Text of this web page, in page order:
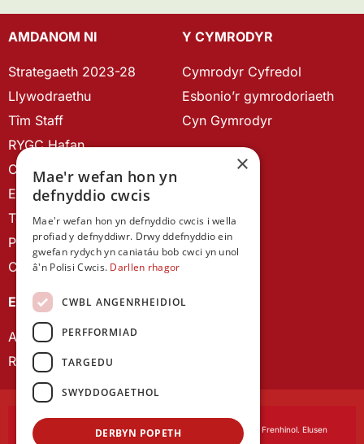
AMDANOM NI
Strategaeth 2023-28
Llywodraethu
Tîm Staff
RYGC Hafan
Canllawiau brandio
Ein Hanes
Telerau ac Amodau
Polisi Preifatrwydd
Cysylltu â ni
Y CYMRODYR
Cymrodyr Cyfredol
Esbonio’r gymrodoriaeth
Cyn Gymrodyr
EIN CYHOEDDIADAU
Astudiaethau Cymreig
Rhwydwaith Ymchwil Gyrfa Cynnar
Cymdeithas Ddysgedig Cymru, corfforedig drwy Siarter Frenhinol. Elusen
×
Mae'r wefan hon yn
defnyddio cwcis
Mae'r wefan hon yn defnyddio cwcis i wella
profiad y defnyddiwr. Drwy ddefnyddio ein
gwefan rydych yn caniatáu bob cwci yn unol
â'n Polisi Cwcis. Darllen rhagor
CWBL ANGENRHEIDIOL
PERFFORMIAD
TARGEDU
SWYDDOGAETHOL
DERBYN POPETH